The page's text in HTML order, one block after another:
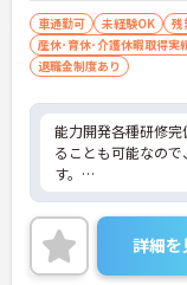
車通勤可 未経験OK 残
産休･育休･介護休暇取得実
退職金制度あり
能力開発各種研修
ることも可能なの
す。
ご興味ある方には
詳細をお話しいたし
い！
詳細を